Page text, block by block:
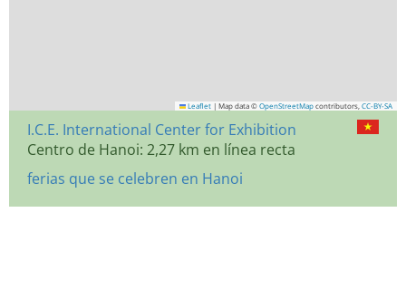
Leaflet | Map data © OpenStreetMap contributors, CC-BY-SA
I.C.E. International Center for Exhibition
Centro de Hanoi: 2,27 km en línea recta
ferias que se celebren en Hanoi